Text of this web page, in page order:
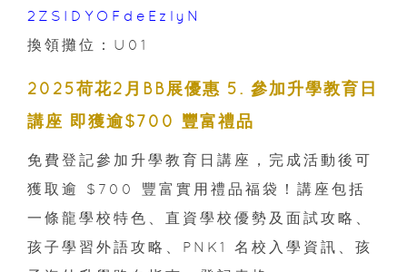
2ZSIDYOFdeEzlyN
換領攤位：U01
2025荷花2月BB展優惠 5. 參加升學教育日
講座 即獲逾$700 豐富禮品
免費登記參加升學教育日講座，完成活動後可
獲取逾 $700 豐富實用禮品福袋！講座包括
一條龍學校特色、直資學校優勢及面試攻略、
孩子學習外語攻略、PNK1 名校入學資訊、孩